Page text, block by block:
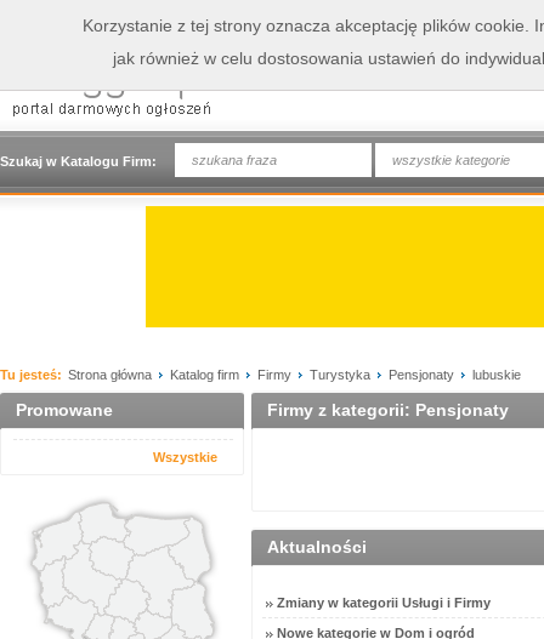
Szukaj w Katalogu Firm: wszystkie kategorie
Tu jesteś: Strona główna Katalog firm Firmy Turystyka Pensjonaty lubuskie
Promowane
Wszystkie
Firmy z kategorii: Pensjonaty
Aktualności
Zmiany w kategorii Usługi i Firmy
Nowe kategorie w Dom i ogród
Korzystanie z tej strony oznacza akceptację plików cookie.
jak również w celu dostosowania ustawień do